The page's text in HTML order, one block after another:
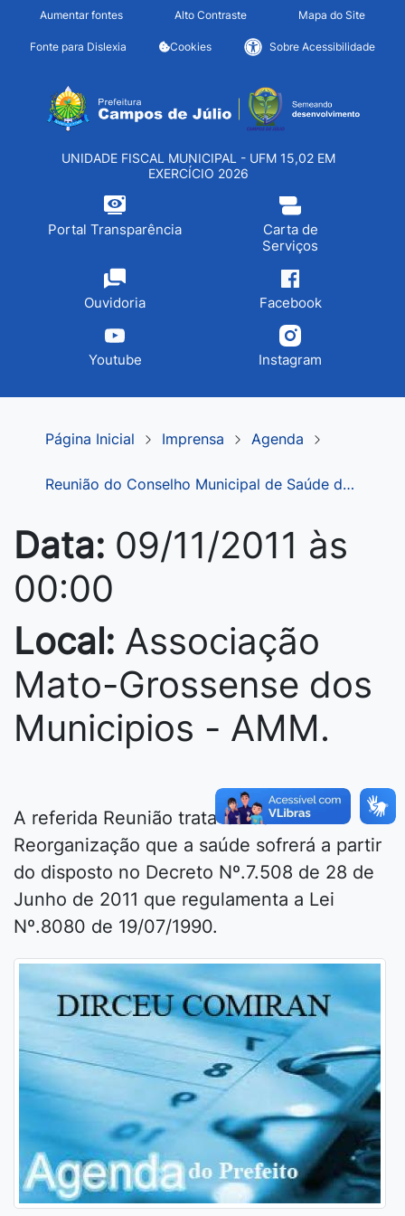
Seção de atalhos e links
Ir para o conteúdo [alt+1]
Ir para o menu [alt+2]
Ir para o rodapé [alt+4]
Aumentar fontes Alto Contraste Mapa do Site
Fonte para Dislexia Cookies Sobre Acessibilidade
Seção do menu principal
UNIDADE FISCAL MUNICIPAL - UFM 15,02 EM
EXERCÍCIO 2026
Portal Transparência
Carta de
Serviços
Ouvidoria Facebook
Youtube Instagram
Página Inicial Imprensa Agenda
Reunião do Conselho Municipal de Saúde d…
Data: 09/11/2011 às
00:00
Local: Associação
Mato-Grossense dos
Municipios - AMM.
A referida Reunião trata-se da
Reorganização que a saúde sofrerá a partir
do disposto no Decreto Nº.7.508 de 28 de
Junho de 2011 que regulamenta a Lei
Nº.8080 de 19/07/1990.